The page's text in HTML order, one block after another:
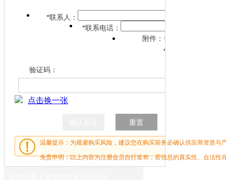
*联系人：
*联系电话：
附件：
小在2M范围
验证码：
点击换一张
温馨提示：为规避购买风险，建议您在购买前务必确认供应商资质与
免责申明：以上内容为注册会员自行发布，若信息的真实性、合法性